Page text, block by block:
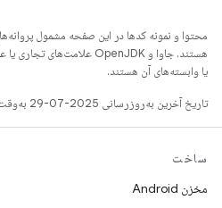
محتوا و نمونه کدها در این صفحه مشمول
یا وابسته‌های آن هستند.
تاریخ آخرین به‌روزرسانی 2025-07-29 به‌وقت ساعت هماهنگ جهانی.
ساخت
مخزن Android